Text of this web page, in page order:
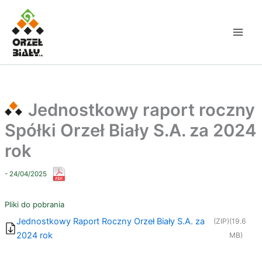
Przejdź
treści
Jednostkowy raport roczny
Spółki Orzeł Biały S.A. za 2024
rok
- 24/04/2025
Pliki do pobrania
Jednostkowy Raport Roczny Orzeł Biały S.A. za
2024 rok
(ZIP)(19.6
MB)